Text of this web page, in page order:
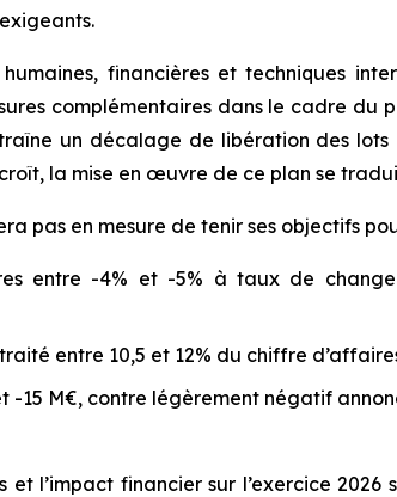
humaines, financières et techniques
complémentaires dans le cadre
un décalage de libération des
la mise en œuvre de ce plan se
pas en mesure de tenir ses objectifs
entre -4% et -5% à taux de
entre 10,5 et 12% du chiffre
-15 M€, contre légèrement négatif
et l’impact financier sur l’exercice